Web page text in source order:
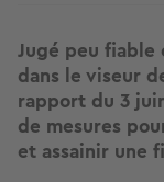
Jugé peu fiable
dans le viseur
rapport du 3
de mesures
et assainir une